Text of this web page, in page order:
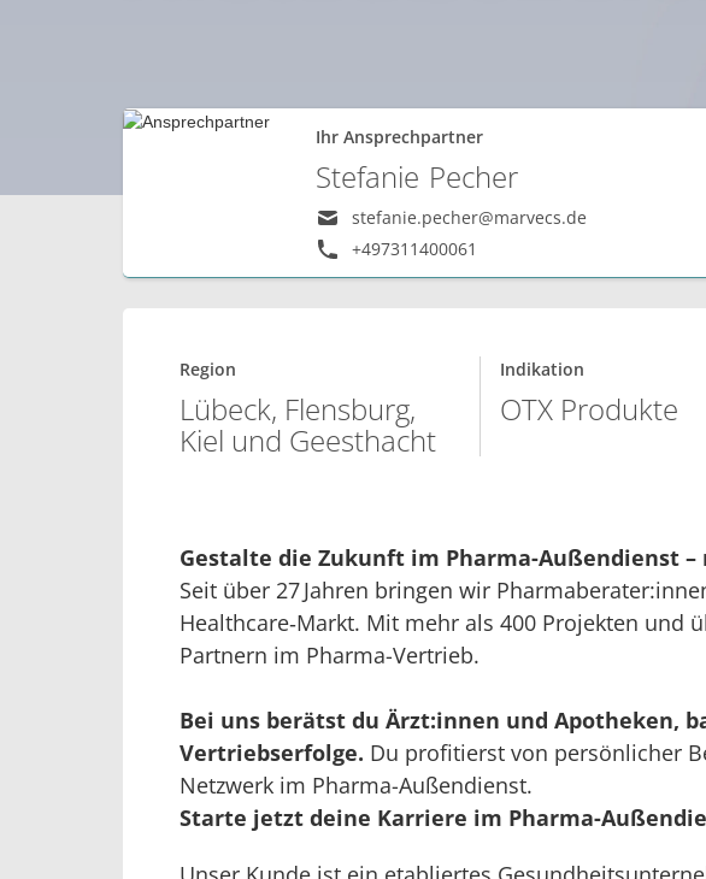
Ihr Ansprechpartner
Stefanie Pecher
stefanie.pecher@marvecs.de
+497311400061
Region
Lübeck, Flensburg,
Kiel und Geesthacht
Indikation
OTX Produkte
Gestalte die Zukunft im Pharma-Außendienst –
Seit über 27 Jahren bringen wir
Healthcare‑Markt. Mit mehr als 400 Projekten und
Partnern im Pharma-Vertrieb.
Bei uns berätst du Ärzt:innen und Apotheken,
Vertriebserfolge. Du profitierst von persönlicher
Netzwerk im Pharma-Außendienst.
Starte jetzt deine Karriere im Pharma-